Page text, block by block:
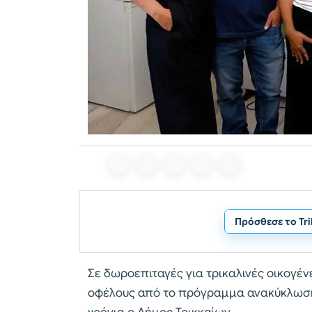
Πρόσθεσε το
Σε δωροεπιταγές για τρικαλινές
οφέλους από το πρόγραμμα